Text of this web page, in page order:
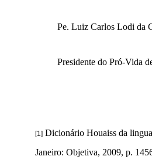
Pe. Luiz Carlos Lodi da
Presidente do Pró-Vida
[1] Dicionário Houaiss da
Janeiro: Objetiva, 2009, p.